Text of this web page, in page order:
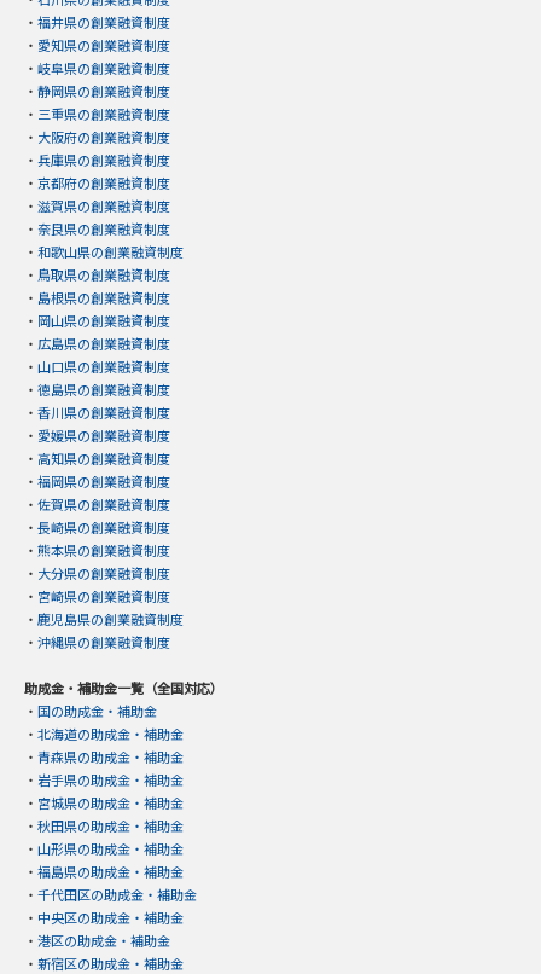
・ 福井県の創業融資制度
・ 愛知県の創業融資制度
・ 岐阜県の創業融資制度
・ 静岡県の創業融資制度
・ 三重県の創業融資制度
・ 大阪府の創業融資制度
・ 兵庫県の創業融資制度
・ 京都府の創業融資制度
・ 滋賀県の創業融資制度
・ 奈良県の創業融資制度
・ 和歌山県の創業融資制度
・ 鳥取県の創業融資制度
・ 島根県の創業融資制度
・ 岡山県の創業融資制度
・ 広島県の創業融資制度
・ 山口県の創業融資制度
・ 徳島県の創業融資制度
・ 香川県の創業融資制度
・ 愛媛県の創業融資制度
・ 高知県の創業融資制度
・ 福岡県の創業融資制度
・ 佐賀県の創業融資制度
・ 長崎県の創業融資制度
・ 熊本県の創業融資制度
・ 大分県の創業融資制度
・ 宮崎県の創業融資制度
・ 鹿児島県の創業融資制度
・ 沖縄県の創業融資制度
助成金・補助金一覧（全国対応）
・ 国の助成金・補助金
・ 北海道の助成金・補助金
・ 青森県の助成金・補助金
・ 岩手県の助成金・補助金
・ 宮城県の助成金・補助金
・ 秋田県の助成金・補助金
・ 山形県の助成金・補助金
・ 福島県の助成金・補助金
・ 千代田区の助成金・補助金
・ 中央区の助成金・補助金
・ 港区の助成金・補助金
・ 新宿区の助成金・補助金